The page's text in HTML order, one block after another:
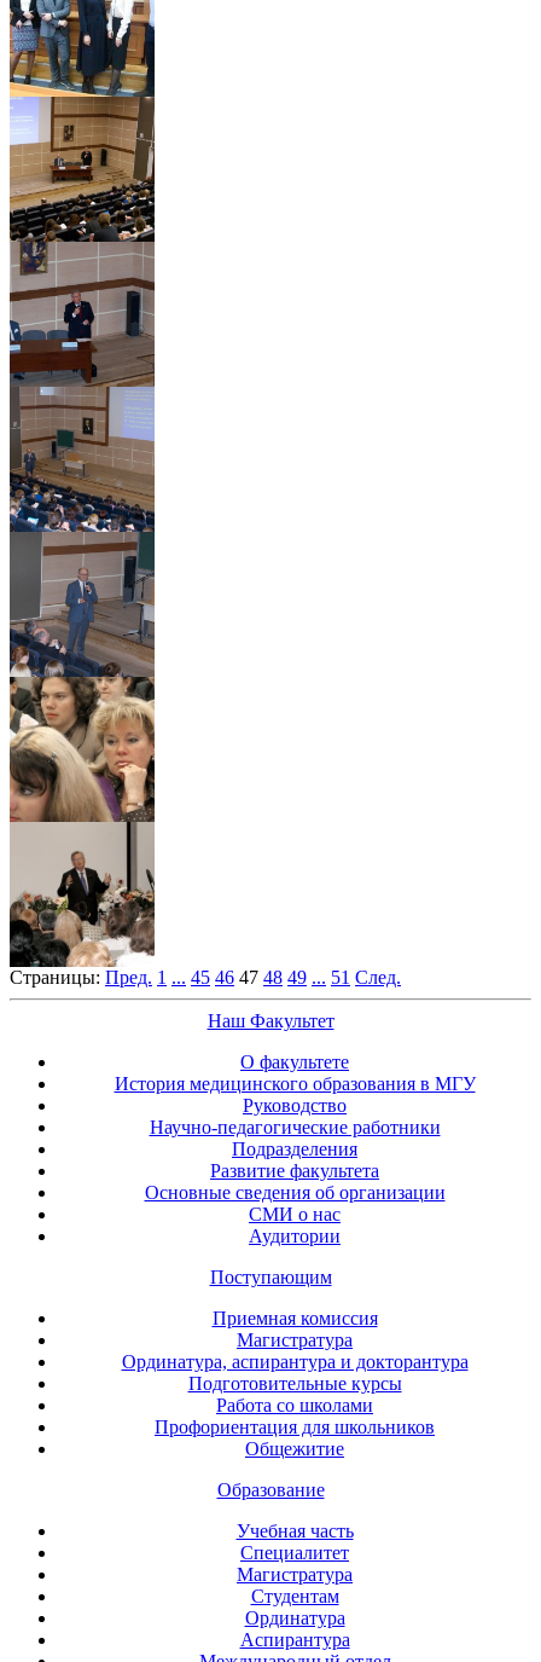
Страницы: Пред. 1 ... 45 46 47 48 49 ... 51 След.
Наш Факультет
О факультете
История медицинского образования в МГУ
Руководство
Научно-педагогические работники
Подразделения
Развитие факультета
Основные сведения об организации
СМИ о нас
Аудитории
Поступающим
Приемная комиссия
Магистратура
Ординатура, аспирантура и докторантура
Подготовительные курсы
Работа со школами
Профориентация для школьников
Общежитие
Образование
Учебная часть
Специалитет
Магистратура
Студентам
Ординатура
Аспирантура